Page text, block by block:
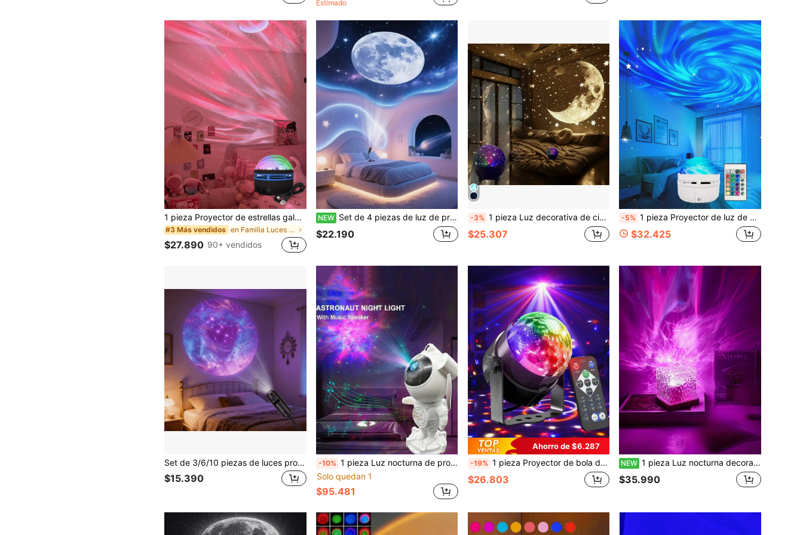
Estimado
1 pieza Proyector de estrellas galaxia, luz nocturna giratoria alimentada por USB, decoración con temática fantástica para el dormitorio, perfecto para Navidad, campamento, boda, Halloween, iluminación de escritorio
#3 Más vendidos en Familia Luces de proyección
$27.890 90+ vendidos
NEW Set de 4 piezas de luz de proyección de luna mini, 1 pieza de luz + 3 piezas de insertos de luz de luna amarillo blanco azul, interfaz USB, luz de proyección LED portátil, fondo de foto para techo de dormitorio, decoración de iluminación USB giratoria 360°, decoración de techo, luz de decoración para propuesta y boda, accesorio periférico de computadora
$22.190
-3% 1 pieza Luz decorativa de cielo estrellado de luna, luz nocturna de proyección con modo de conversión de colores USB, adecuada para decoración de dormitorio navideño, fiesta, cumpleaños y regalo - El diseño de moda crea atmósfera e iluminación ambiental, luz nocturna, regalo, estrella & luna - Luz de decoración de habitación de cielo estrellado creativo | Atmósfera dinámica de universo de estrella & luna | Opción perfecta para dormitorio, sala de estar, KTV, oficina y bar | Luz de proyección LED, gran regalo, luz de discoteca, luz de DJ
$25.307
-5% 1 pieza Proyector de luz de cielo estrellado con efecto de aurora boreal y cielo estrellado giratorio, lámpara de atmósfera LED de proyección de techo de 360° con 16 colores, alimentada por USB, luz nocturna para dormitorio y sala de estar, lámpara de decoración de habitación, crea una atmósfera relajante, luz de ayuda para dormir con brillo ajustable, regalo perfecto de Navidad y cumpleaños, mejor opción para parejas y ocio
$32.425
Set de 3/6/10 piezas de luces proyectoras LED de galaxia, luz nocturna USB, ajustable 360°, nebulosa, agujero negro, Plutón, planetas de la Vía Láctea, adecuado para interiores, dormitorio, pared, techo, fiesta, creando atmósfera cósmica, para entusiastas de la astronomía, luz proyectora LED alimentada por USB, iluminación decorativa romántica, rotación 360°, proyector portátil para techo de dormitorio y fondo de fotos
$15.390
-10% 1 pieza Luz nocturna de proyección de cielo estrellado de astronauta, lámpara de proyección USB, puede reproducir música y proyección de cielo estrellado de aurora boreal, regalo para amigos y familia, ¡usa esta lámpara de proyección de astronauta para convertir tu habitación en una galaxia estrellada!
Solo quedan 1
$95.481
Ahorro de $6.287
-19% 1 pieza Proyector de bola de discoteca LED alimentado por USB - Adecuado para fiesta, decoración de dormitorio, lámpara de atardecer, bola de discoteca, decoración de cumpleaños, decoración de fiesta, espacio, cumpleaños, ambiente festivo, aniversario de boda, Navidad y actividades al aire libre Iluminación multicolor portátil, decoración navideña, decoración del hogar navideña, decoración de la habitación, decoración del dormitorio, decoración del dormitorio, lámpara de atardecer, bola de discoteca, decoración de cumpleaños, decoración de fiesta, espacio, cumpleaños, ambiente festivo, aniversario de boda
$26.803
NEW 1 pieza Luz nocturna decorativa con efecto de ondas de agua enchufable, lámpara de atmósfera de llama creativa, luz de proyección de cielo estrellado romántico con control remoto, luz de atmósfera decorativa, excelente opción para regalo de cumpleaños, regalo del Día de San Valentín, regalo para amigos, luz nocturna decorativa para la mesita de noche del dormitorio
$35.990